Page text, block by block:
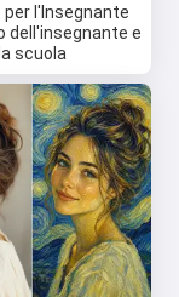
per l'Insegnante
dell'insegnante e
la scuola